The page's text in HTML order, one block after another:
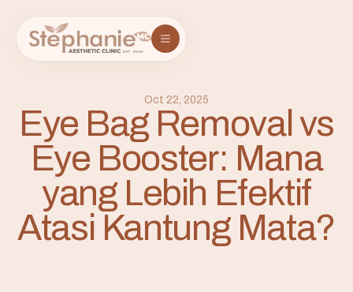
Oct 22, 2025
Eye Bag Removal vs
Eye Booster: Mana
yang Lebih Efektif
Atasi Kantung Mata?